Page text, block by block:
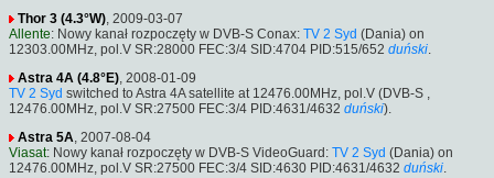
Thor 3 (4.3°W), 2009-03-07
Allente: Nowy kanał rozpoczęty w DVB-S Conax: TV 2 Syd (Dania) on
12303.00MHz, pol.V SR:28000 FEC:3/4 SID:4704 PID:515/652 duński.
Astra 4A (4.8°E), 2008-01-09
TV 2 Syd switched to Astra 4A satellite at 12476.00MHz, pol.V (DVB-S ,
12476.00MHz, pol.V SR:27500 FEC:3/4 PID:4631/4632 duński).
Astra 5A, 2007-08-04
Viasat: Nowy kanał rozpoczęty w DVB-S VideoGuard: TV 2 Syd (Dania) on
12476.00MHz, pol.V SR:27500 FEC:3/4 SID:4630 PID:4631/4632 duński.